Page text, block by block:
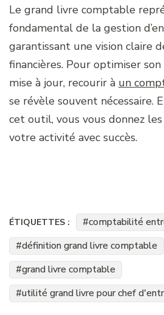
Le grand livre comptable
fondamental de la gestion
garantissant une vision claire
financières. Pour optimiser
mise à jour, recourir à un
se révèle souvent nécessaire.
cet outil, vous vous donnez
votre activité avec succès.
ÉTIQUETTES :
comptabilité
définition grand livre comptable
grand livre comptable
utilité grand livre pour chef